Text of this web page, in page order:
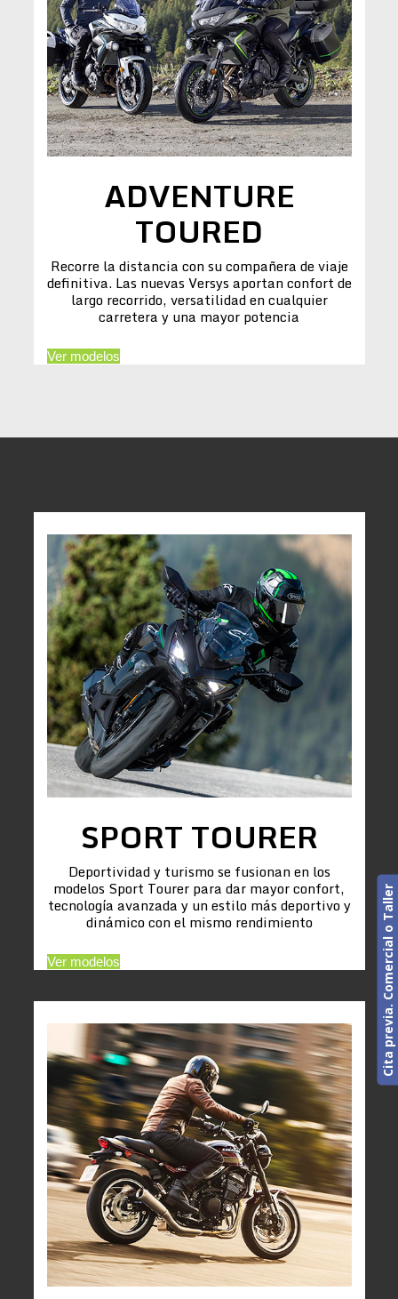
ADVENTURE
TOURED
Recorre la distancia con su compañera de viaje
definitiva. Las nuevas Versys aportan confort de
largo recorrido, versatilidad en cualquier
carretera y una mayor potencia
Ver modelos
SPORT TOURER
Deportividad y turismo se fusionan en los
modelos Sport Tourer para dar mayor confort,
tecnología avanzada y un estilo más deportivo y
dinámico con el mismo rendimiento
Ver modelos Cita previa. Comercial o Taller